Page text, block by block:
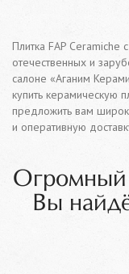
Плитка FAP
отечественных и
салоне «Аганим
купить керамическую
предложить вам
и оперативную
Огромный
Вы